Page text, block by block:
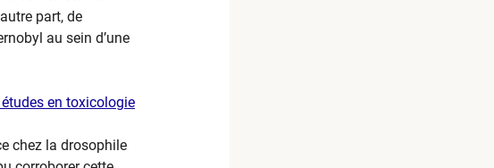
part, de
au sein d’une
en toxicologie
chez la drosophile